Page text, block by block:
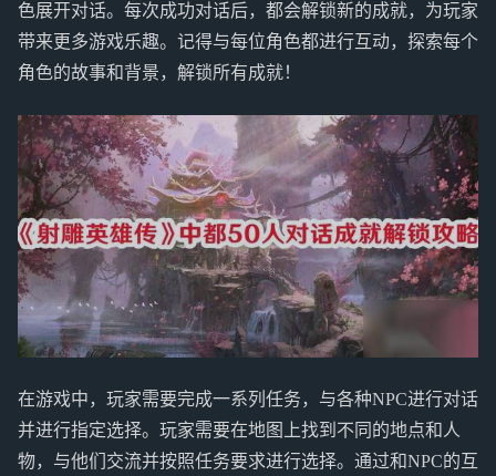
色展开对话。每次成功对话后，都会解锁新的成就，为玩家
带来更多游戏乐趣。记得与每位角色都进行互动，探索每个
角色的故事和背景，解锁所有成就！
在游戏中，玩家需要完成一系列任务，与各种NPC进行对话
并进行指定选择。玩家需要在地图上找到不同的地点和人
物，与他们交流并按照任务要求进行选择。通过和NPC的互